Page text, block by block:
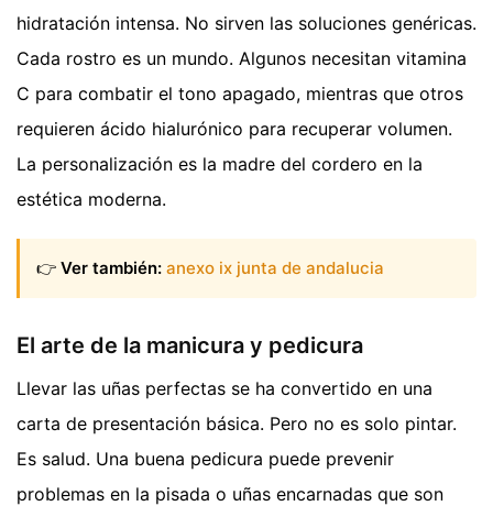
hidratación intensa. No sirven las soluciones genéricas.
Cada rostro es un mundo. Algunos necesitan vitamina
C para combatir el tono apagado, mientras que otros
requieren ácido hialurónico para recuperar volumen.
La personalización es la madre del cordero en la
estética moderna.
👉 Ver también: anexo ix junta de andalucia
El arte de la manicura y pedicura
Llevar las uñas perfectas se ha convertido en una
carta de presentación básica. Pero no es solo pintar.
Es salud. Una buena pedicura puede prevenir
problemas en la pisada o uñas encarnadas que son